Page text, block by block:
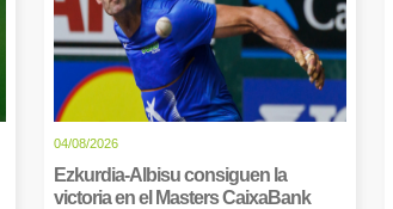
04/08/2026
Ezkurdia-Albisu consiguen la
victoria en el Masters CaixaBank